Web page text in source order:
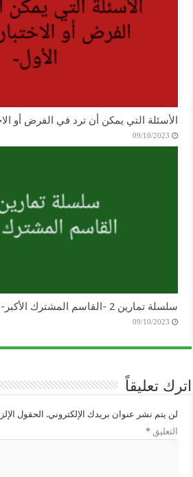
الأسئلة التي يمكن أن ترد في الفرض أو
09/10/2023
سلسلة تمارين 2 -القاسم المشترك الأكبر-
09/10/2023
اترك تعليقاً
لن يتم نشر عنوان بريدك الإلكتروني. الحقول
التعليق*